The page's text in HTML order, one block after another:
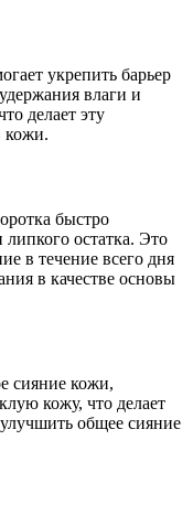
укрепить барьер
влаги и
делает эту
кожи.
быстро
остатка. Это
в течение всего дня
в качестве основы
сияние кожи,
кожу, что делает
общее сияние